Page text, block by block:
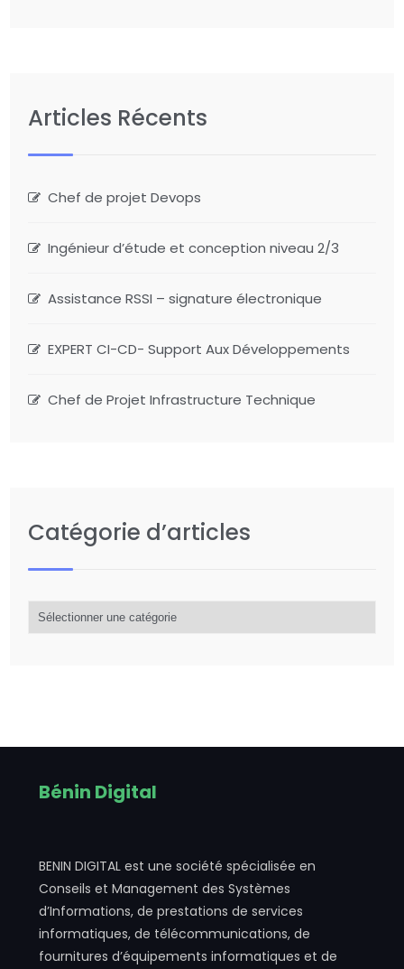
Articles Récents
Chef de projet Devops
Ingénieur d’étude et conception niveau 2/3
Assistance RSSI – signature électronique
EXPERT CI-CD- Support Aux Développements
Chef de Projet Infrastructure Technique
Catégorie d’articles
d’articles
Bénin Digital
BENIN DIGITAL est une société spécialisée en
Conseils et Management des Systèmes
d’Informations, de prestations de services
informatiques, de télécommunications, de
fournitures d’équipements informatiques et de